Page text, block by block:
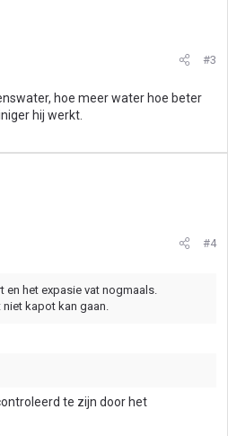
#3
hoe meer water hoe beter
hij werkt.
#4
en het expasie vat nogmaals.
kapot kan gaan.
te zijn door het